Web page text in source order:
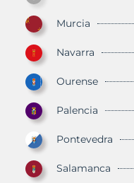
Murcia
Navarra
Ourense
Palencia
Pontevedra
Salamanca